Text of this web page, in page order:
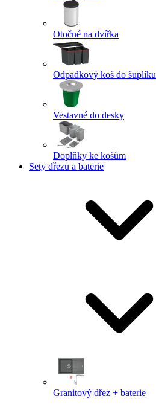
Otočné na dvířka
Odpadkový koš do šuplíku
Vestavné do desky
Doplňky ke košům
Sety dřezu a baterie
Granitový dřez + baterie